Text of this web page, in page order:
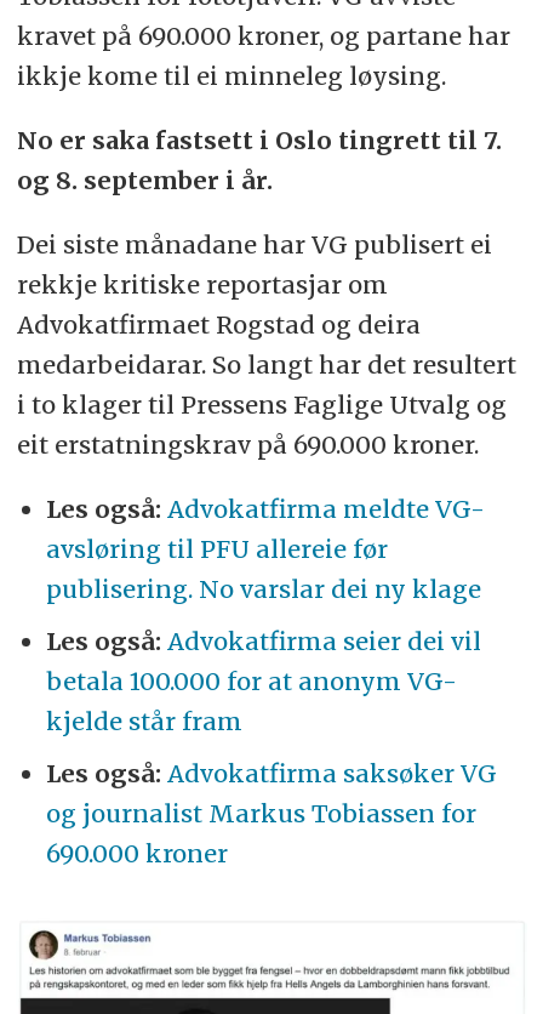
kravet på 690.000 kroner, og partane har
ikkje kome til ei minneleg løysing.
No er saka fastsett i Oslo tingrett til 7.
og 8. september i år.
Dei siste månadane har VG publisert ei
rekkje kritiske reportasjar om
Advokatfirmaet Rogstad og deira
medarbeidarar. So langt har det resultert
i to klager til Pressens Faglige Utvalg og
eit erstatningskrav på 690.000 kroner.
Les også: Advokat­firma meldte VG-
avsløring til PFU allereie før
publisering. No varslar dei ny klage
Les også: Advokat­firma seier dei vil
betala 100.000 for at anonym VG-
kjelde står fram
Les også: Advokat­firma sak­søker VG
og journalist Markus Tobiassen for
690.000 kroner